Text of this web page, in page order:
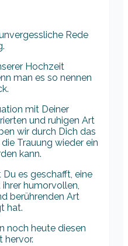
Rede
Hochzeit
man es so nennen
mit Deiner
und ruhigen Art
wir durch Dich das
Trauung wieder ein
kann.
Du es geschafft, eine
humorvollen,
berührenden Art
hat.
noch heute diesen
hervor.